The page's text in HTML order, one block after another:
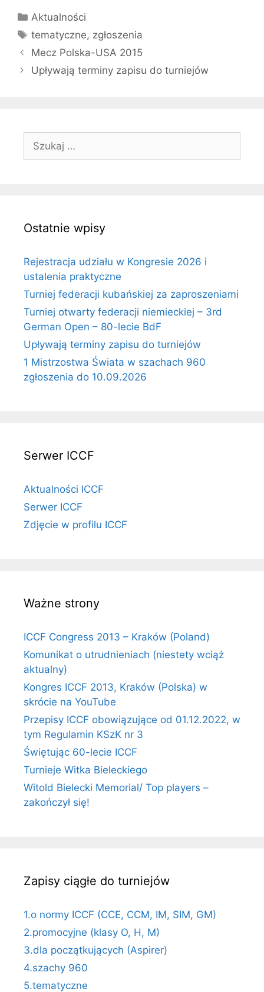
Kategorie
Aktualności
Tagi
tematyczne, zgłoszenia
Mecz Polska-USA 2015
Upływają terminy zapisu do turniejów
Ostatnie wpisy
Rejestracja udziału w Kongresie 2026 i
ustalenia praktyczne
Turniej federacji kubańskiej za zaproszeniami
Turniej otwarty federacji niemieckiej – 3rd
German Open – 80-lecie BdF
Upływają terminy zapisu do turniejów
1 Mistrzostwa Świata w szachach 960
zgłoszenia do 10.09.2026
Serwer ICCF
Aktualności ICCF
Serwer ICCF
Zdjęcie w profilu ICCF
Ważne strony
ICCF Congress 2013 – Kraków (Poland)
Komunikat o utrudnieniach (niestety wciąż
aktualny)
Kongres ICCF 2013, Kraków (Polska) w
skrócie na YouTube
Przepisy ICCF obowiązujące od 01.12.2022, w
tym Regulamin KSzK nr 3
Świętując 60-lecie ICCF
Turnieje Witka Bieleckiego
Witold Bielecki Memorial/ Top players –
zakończył się!
Zapisy ciągłe do turniejów
1.o normy ICCF (CCE, CCM, IM, SIM, GM)
2.promocyjne (klasy O, H, M)
3.dla początkujących (Aspirer)
4.szachy 960
5.tematyczne